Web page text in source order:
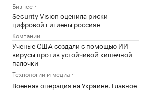
Бизнес
Security Vision оценила риски
цифровой гигиены россиян
Компании
Ученые США создали с помощью ИИ
вирусы против устойчивой кишечной
палочки
Технологии и медиа
Военная операция на Украине. Главное